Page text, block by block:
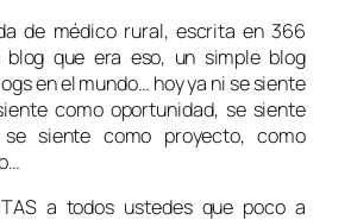
de médico rural, escrita en 366
que era eso, un simple blog
en el mundo… hoy ya ni se siente
como oportunidad, se siente
siente como proyecto, como
a todos ustedes que poco a